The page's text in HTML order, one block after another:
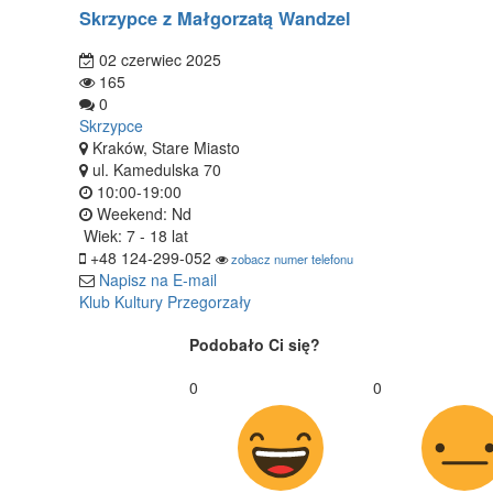
Skrzypce z Małgorzatą Wandzel
02 czerwiec 2025
165
0
Skrzypce
Kraków, Stare Miasto
ul. Kamedulska 70
10:00-19:00
Weekend: Nd
Wiek: 7 - 18 lat
+48 124-299-052
zobacz numer telefonu
Napisz na E-mail
Klub Kultury Przegorzały
Podobało Ci się?
0
0